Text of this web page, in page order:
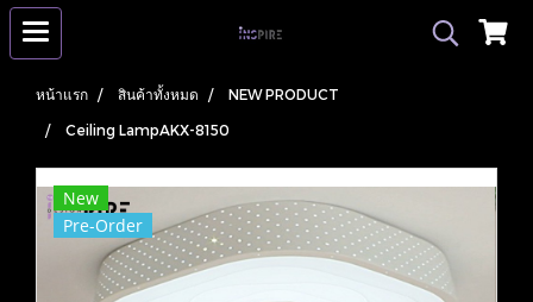
หน้าแรก สินค้าทั้งหมด NEW PRODUCT
Ceiling LampAKX-8150
New
Pre-Order